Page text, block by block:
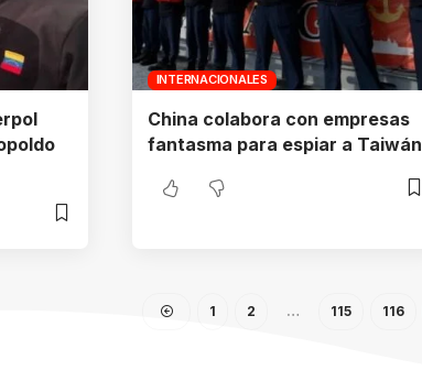
INTERNACIONALES
China colabora con empresas
fantasma para espiar a Taiwán
1 2 … 115 116